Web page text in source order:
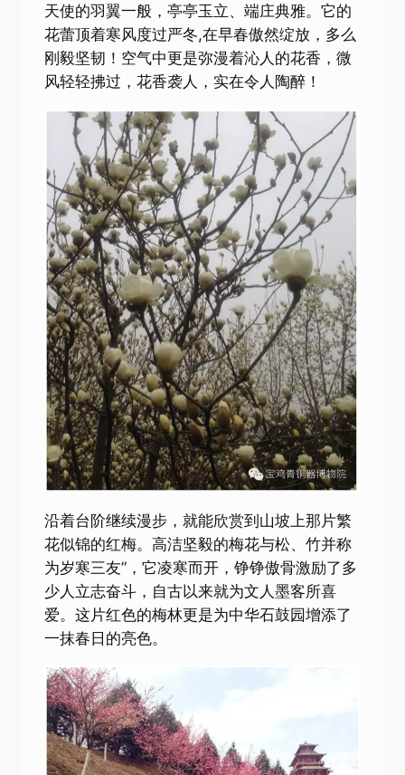
天使的羽翼一般，亭亭玉立、端庄典雅。它的
花蕾顶着寒风度过严冬,在早春傲然绽放，多么
刚毅坚韧！空气中更是弥漫着沁人的花香，微
风轻轻拂过，花香袭人，实在令人陶醉！
沿着台阶继续漫步，就能欣赏到山坡上那片繁
花似锦的红梅。高洁坚毅的梅花与松、竹并称
为岁寒三友”，它凌寒而开，铮铮傲骨激励了多
少人立志奋斗，自古以来就为文人墨客所喜
爱。这片红色的梅林更是为中华石鼓园增添了
一抹春日的亮色。